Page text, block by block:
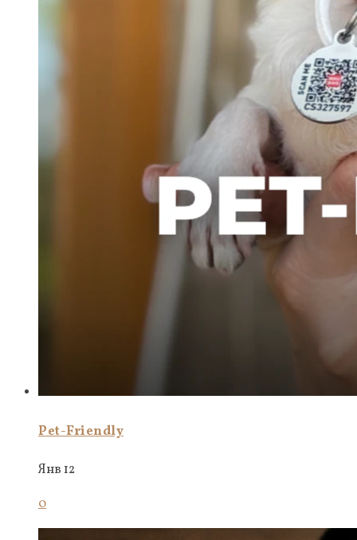
Pet-Friendly
Янв 12
0